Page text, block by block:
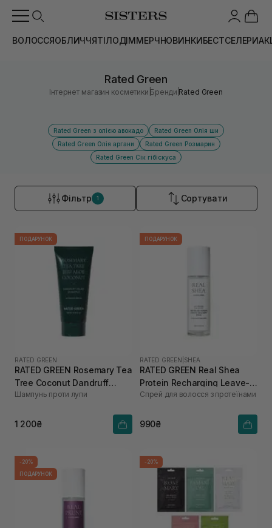
ВОЛОССЯОБЛИЧЧЯТІЛОДІММЕРЧНОВИНКИБЕСТСЕЛЕРИ
Rated Green
Інтернет магазин косметики |Бренди |Rated Green
Rated Green з олією авокадо
Rated Green Олія ши
Rated Green Олія аргани
Rated Green Розмарин
Rated Green Сік гібіскуса
Фільтр 1 Сортувати
ПОДАРУНОК
RATED GREEN
RATED GREEN Rosemary Tea
Tree Coconut Dandruff
Relief Shampoo 200 мл
Шампунь проти лупи
1 200₴
ПОДАРУНОК
RATED GREEN SHEA
RATED GREEN Real Shea
Protein Recharging Leave-in
Treatment Spray для
волосся 80 мл
Спрей для волосся з протеїнами
990₴
-20%
ПОДАРУНОК
-20%